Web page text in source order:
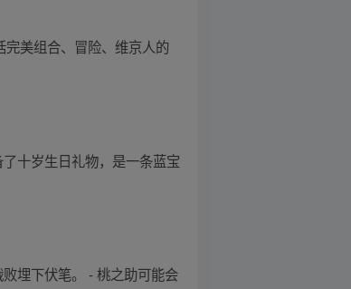
美组合、冒险、维京人的
十岁生日礼物，是一条蓝宝
埋下伏笔。 - 桃之助可能会